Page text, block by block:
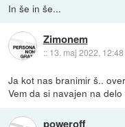
In še in še...
Zimonem
:: 13. maj 2022, 12:48
Ja kot nas branimir š..
Vem da si navajen na
poweroff